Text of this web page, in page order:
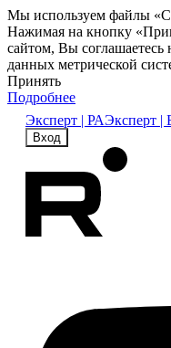
Мы используем файлы
Нажимая на кнопку
сайтом, Вы соглашаетесь
данных метрической
Принять
Подробнее
Эксперт | РАЭксперт |
Вход